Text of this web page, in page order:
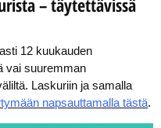
– täytettävissä
12 kuukauden
vai suuremman
Laskuriin ja samalla
napsauttamalla tästä.